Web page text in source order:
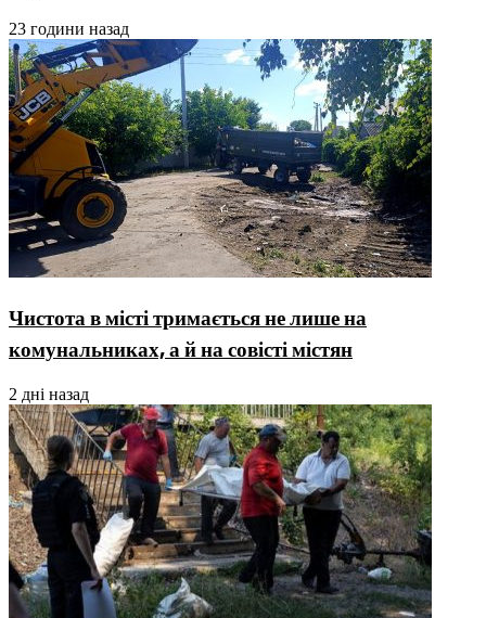
23 години назад
Чистота в місті тримається не лише на
комунальниках, а й на совісті містян
2 дні назад